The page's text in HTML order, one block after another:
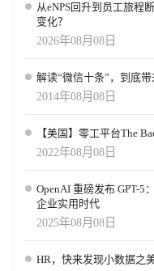
从eNPS回升到员工旅程
变化？
2026年08月08日
解读“微信十条”，到底带
2014年08月08日
【美国】零工平台The
2022年08月08日
OpenAI 重磅发布 GPT-5
企业实用时代
2025年08月08日
HR，快来发现小数据之